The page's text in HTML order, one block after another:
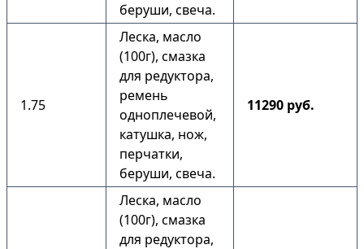
беруши, свеча.
1.75
Леска, масло
(100г), смазка
для редуктора,
ремень
одноплечевой,
катушка, нож,
перчатки,
беруши, свеча.
11290 руб.
Леска, масло
(100г), смазка
для редуктора,